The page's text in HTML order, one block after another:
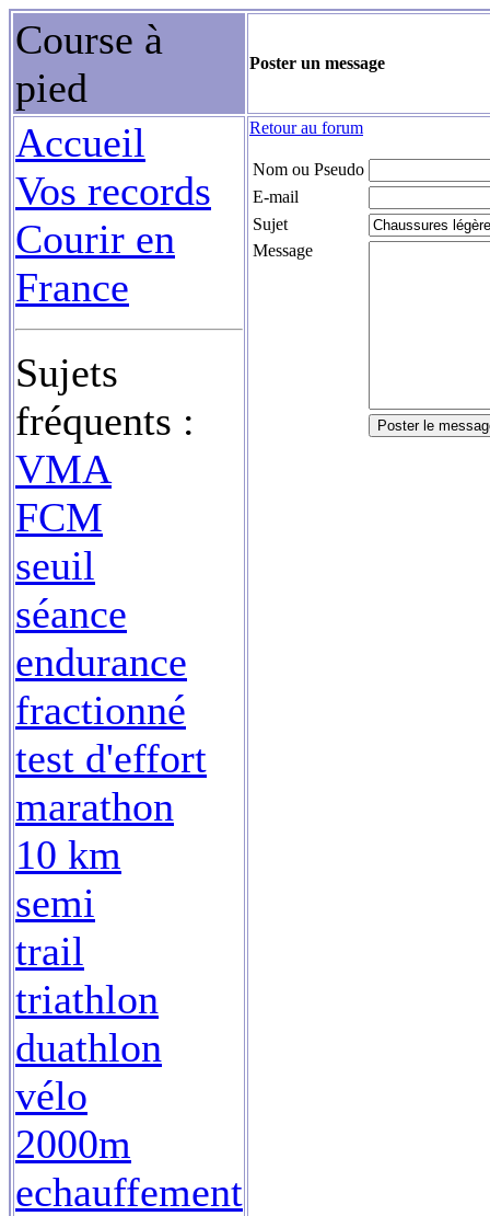
Course à
pied
Poster un message
Accueil
Vos records
Courir en
France
Sujets
fréquents :
VMA
FCM
seuil
séance
endurance
fractionné
test d'effort
marathon
10 km
semi
trail
triathlon
duathlon
vélo
2000m
echauffement
Retour au forum
Nom ou Pseudo
E-mail
Sujet
Message